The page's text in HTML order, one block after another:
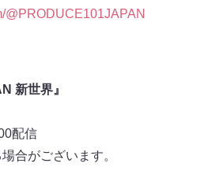
@PRODUCE101JAPAN
新世界』
配信
合がございます。